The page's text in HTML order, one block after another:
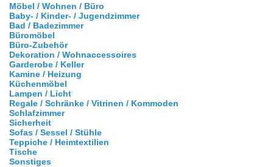
Möbel / Wohnen / Büro
Baby- / Kinder- / Jugendzimmer
Bad / Badezimmer
Büromöbel
Büro-Zubehör
Dekoration / Wohnaccessoires
Garderobe / Keller
Kamine / Heizung
Küchenmöbel
Lampen / Licht
Regale / Schränke / Vitrinen / Kommoden
Schlafzimmer
Sicherheit
Sofas / Sessel / Stühle
Teppiche / Heimtextilien
Tische
Sonstiges